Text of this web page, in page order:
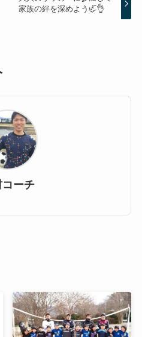
家族の絆を深めよう🦏👌
コーチ